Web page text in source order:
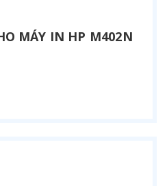
MÁY IN HP M402N